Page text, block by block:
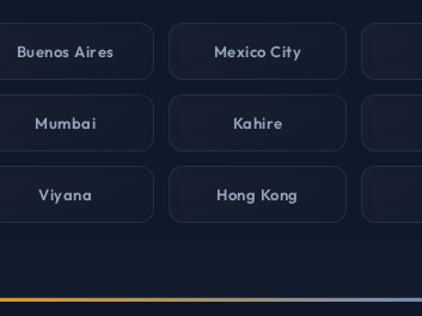
Buenos Aires Mexico City
Mumbai Kahire
Viyana Hong Kong